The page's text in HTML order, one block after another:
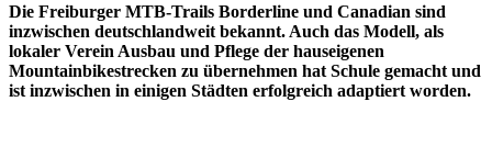
Die Freiburger MTB-Trails Borderline und Canadian sind
inzwischen deutschlandweit bekannt. Auch das Modell, als
lokaler Verein Ausbau und Pflege der hauseigenen
Mountainbikestrecken zu übernehmen hat Schule gemacht und
ist inzwischen in einigen Städten erfolgreich adaptiert worden.